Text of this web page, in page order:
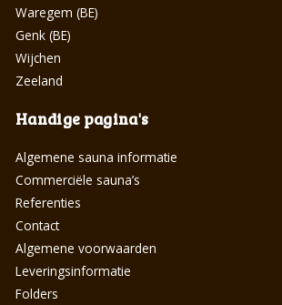
Waregem (BE)
Genk (BE)
Wijchen
Zeeland
Handige pagina's
Algemene sauna informatie
Commerciële sauna’s
Referenties
Contact
Algemene voorwaarden
Leveringsinformatie
Folders